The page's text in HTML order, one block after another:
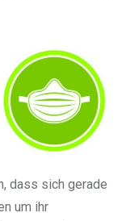
dass sich gerade
um ihr